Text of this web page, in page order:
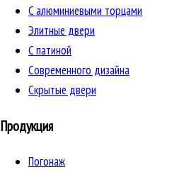
C алюминиевыми торцами
Элитные двери
C патиной
Cовременного дизайна
Скрытые двери
Продукция
Погонаж